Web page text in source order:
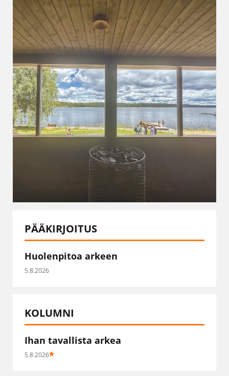
PÄÄKIRJOITUS
Huolenpitoa arkeen
5.8.2026
KOLUMNI
Ihan tavallista arkea
5.8.2026